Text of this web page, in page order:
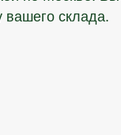
вашего склада.